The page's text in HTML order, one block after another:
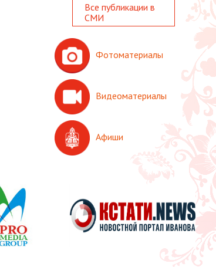
Все публикации в
СМИ
Фотоматериалы
Видеоматериалы
Афиши